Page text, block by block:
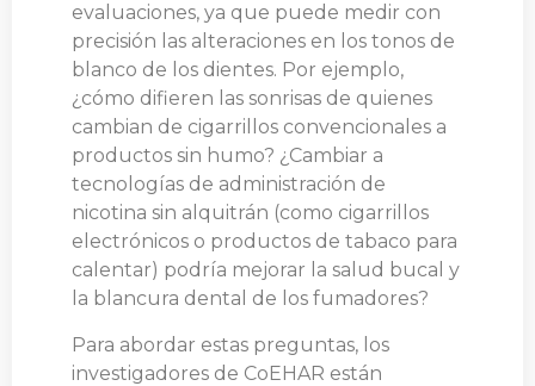
evaluaciones, ya que puede medir con
precisión las alteraciones en los tonos de
blanco de los dientes. Por ejemplo,
¿cómo difieren las sonrisas de quienes
cambian de cigarrillos convencionales a
productos sin humo? ¿Cambiar a
tecnologías de administración de
nicotina sin alquitrán (como cigarrillos
electrónicos o productos de tabaco para
calentar) podría mejorar la salud bucal y
la blancura dental de los fumadores?
Para abordar estas preguntas, los
investigadores de CoEHAR están